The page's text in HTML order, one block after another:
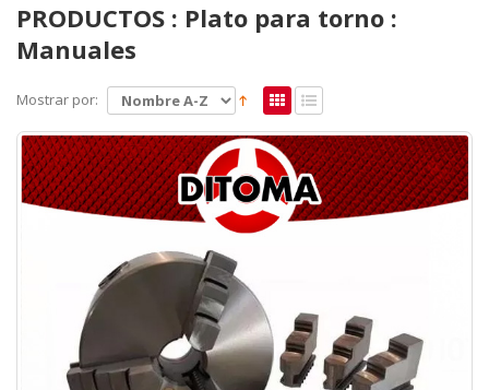
PRODUCTOS : Plato para torno :
Manuales
Mostrar por: